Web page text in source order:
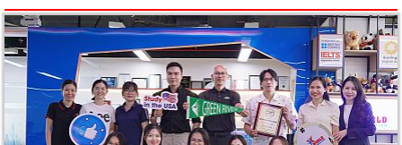
Du học Mỹ năm 2026: Cơ hội học tập và trải nghiệm tại
nền giáo dục hàng đầu
TƯ VẤN DU HỌC TOÀN DIỆN – BƯỚC ĐỆM VỮNG
CHẮC TỪ NEW WORLD EDUCATION